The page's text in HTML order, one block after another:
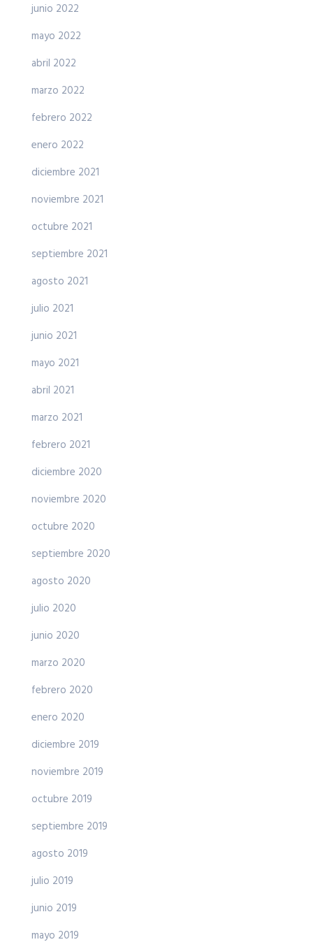
junio 2022
mayo 2022
abril 2022
marzo 2022
febrero 2022
enero 2022
diciembre 2021
noviembre 2021
octubre 2021
septiembre 2021
agosto 2021
julio 2021
junio 2021
mayo 2021
abril 2021
marzo 2021
febrero 2021
diciembre 2020
noviembre 2020
octubre 2020
septiembre 2020
agosto 2020
julio 2020
junio 2020
marzo 2020
febrero 2020
enero 2020
diciembre 2019
noviembre 2019
octubre 2019
septiembre 2019
agosto 2019
julio 2019
junio 2019
mayo 2019